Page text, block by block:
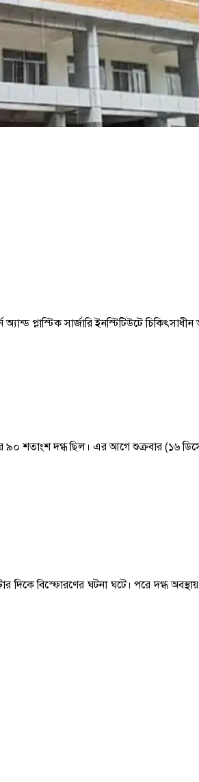
প্লাস্টিক সার্জারি ইনস্টিটিউটে
শতাংশ দগ্ধ ছিল। এর আগে শুক্রবার (১৬
বিস্ফোরণের ঘটনা ঘটে। পরে দগ্ধ অবস্থায়